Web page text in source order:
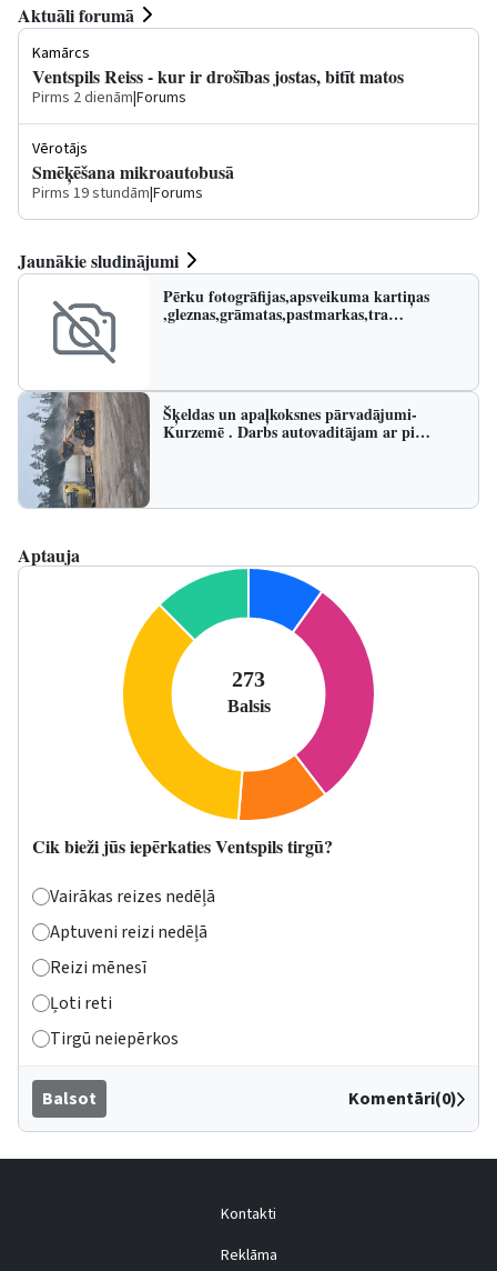
Aktuāli forumā
Kamārcs
Ventspils Reiss - kur ir drošības jostas, bitīt matos
Pirms 2 dienām|Forums
Vērotājs
Smēķēšana mikroautobusā
Pirms 19 stundām|Forums
Jaunākie sludinājumi
Pērku fotogrāfijas,apsveikuma kartiņas
,gleznas,grāmatas,pastmarkas,tra…
Šķeldas un apaļkoksnes pārvadājumi-
Kurzemē . Darbs autovaditājam ar pi…
Aptauja
Cik bieži jūs iepērkaties Ventspils tirgū?
Vairākas reizes nedēļā
Aptuveni reizi nedēļā
Reizi mēnesī
Ļoti reti
Tirgū neiepērkos
Balsot Komentāri(0)
Kontakti
Reklāma